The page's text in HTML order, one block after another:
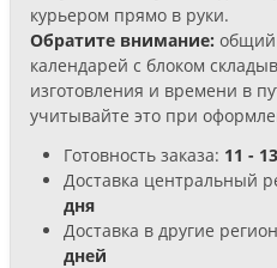
курьером прямо в руки.
Обратите внимание: общий
календарей с блоком
изготовления и времени в
учитывайте это при
Готовность заказа: 11 -
Доставка центральный
дня
Доставка в другие
дней